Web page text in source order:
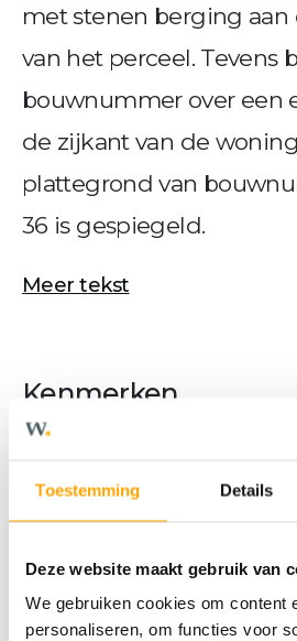
Toestemming Details
Deze website maakt gebruik van
We gebruiken cookies om content
personaliseren, om functies voor
met stenen berging aan
van het perceel. Tevens
bouwnummer over een
de zijkant van de
plattegrond van
36 is gespiegeld.
Meer tekst
Kenmerken
OVERDRACHT
BOUWVORM